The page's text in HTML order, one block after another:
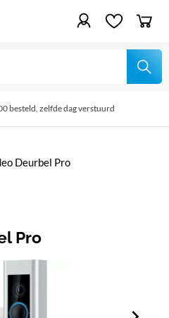
besteld, zelfde dag verstuurd
5 ⭐
Deurbel Pro
Pro